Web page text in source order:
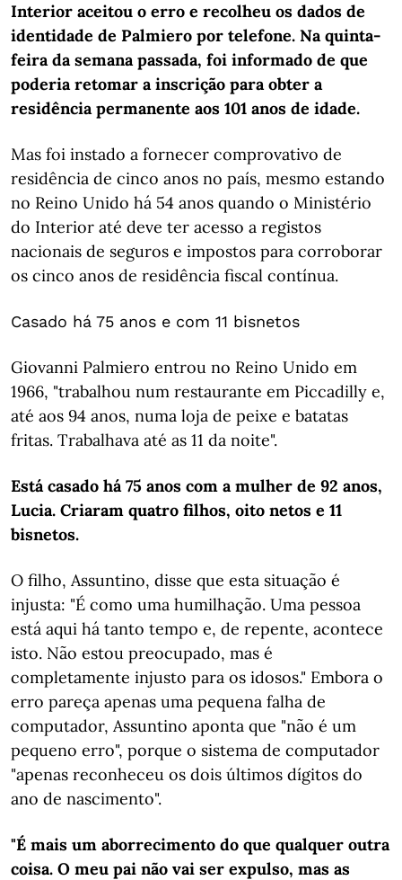
Interior aceitou o erro e recolheu os dados de
identidade de Palmiero por telefone. Na quinta-
feira da semana passada, foi informado de que
poderia retomar a inscrição para obter a
residência permanente aos 101 anos de idade.
Mas foi instado a fornecer comprovativo de
residência de cinco anos no país, mesmo estando
no Reino Unido há 54 anos quando o Ministério
do Interior até deve ter acesso a registos
nacionais de seguros e impostos para corroborar
os cinco anos de residência fiscal contínua.
Casado há 75 anos e com 11 bisnetos
Giovanni Palmiero entrou no Reino Unido em
1966, "trabalhou num restaurante em Piccadilly e,
até aos 94 anos, numa loja de peixe e batatas
fritas. Trabalhava até as 11 da noite".
Está casado há 75 anos com a mulher de 92 anos,
Lucia. Criaram quatro filhos, oito netos e 11
bisnetos.
O filho, Assuntino, disse que esta situação é
injusta: "É como uma humilhação. Uma pessoa
está aqui há tanto tempo e, de repente, acontece
isto. Não estou preocupado, mas é
completamente injusto para os idosos." Embora o
erro pareça apenas uma pequena falha de
computador, Assuntino aponta que "não é um
pequeno erro", porque o sistema de computador
"apenas reconheceu os dois últimos dígitos do
ano de nascimento".
"É mais um aborrecimento do que qualquer outra
coisa. O meu pai não vai ser expulso, mas as